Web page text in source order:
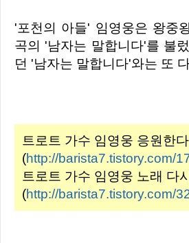
'포천의 아들' 임영웅은 왕중
곡의 '남자는 말합니다'를 불
던 '남자는 말합니다'와는 또
트로트 가수 임영웅 응원한
(http://barista7.tistory.com/
트로트 가수 임영웅 노래 다
(http://barista7.tistory.com/